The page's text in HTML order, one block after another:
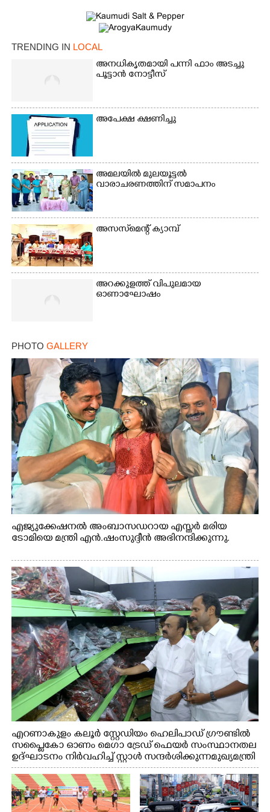
TRENDING IN LOCAL
അനധികൃതമായി പന്നി ഫാം അടച്ചു
പൂട്ടാൻ നോട്ടീസ്
അപേക്ഷ ക്ഷണിച്ചു
അമലയിൽ മുലയൂട്ടൽ
വാരാചരണത്തിന് സമാപനം
അസസ്‌മെന്റ് ക്യാമ്പ്
അറക്കുളത്ത് വിപുലമായ
ഓണാഘോഷം
PHOTO GALLERY
എജ്യുക്കേഷനൽ അംബാസഡറായ എസ്തർ മരിയ
ടോമിയെ മന്ത്രി എൻ.ഷംസുദ്ദീൻ അഭിനന്ദിക്കുന്നു.
എറണാകുളം കലൂർ സ്റ്റേഡിയം ഹെലിപാഡ് ഗ്രൗണ്ടിൽ
സപ്ളൈകോ ഓണം മെഗാ ട്രേഡ് ഫെയർ സംസ്ഥാനതല
ഉദ്ഘാടനം നിർവഹിച്ച് സ്റ്റാൾ സന്ദർശിക്കുന്ന മുഖ്യമന്ത്രി
വി.ഡി. സതീശൻ. മന്ത്രി അനൂപ് ജേക്കബ് സമീപം
Share this link